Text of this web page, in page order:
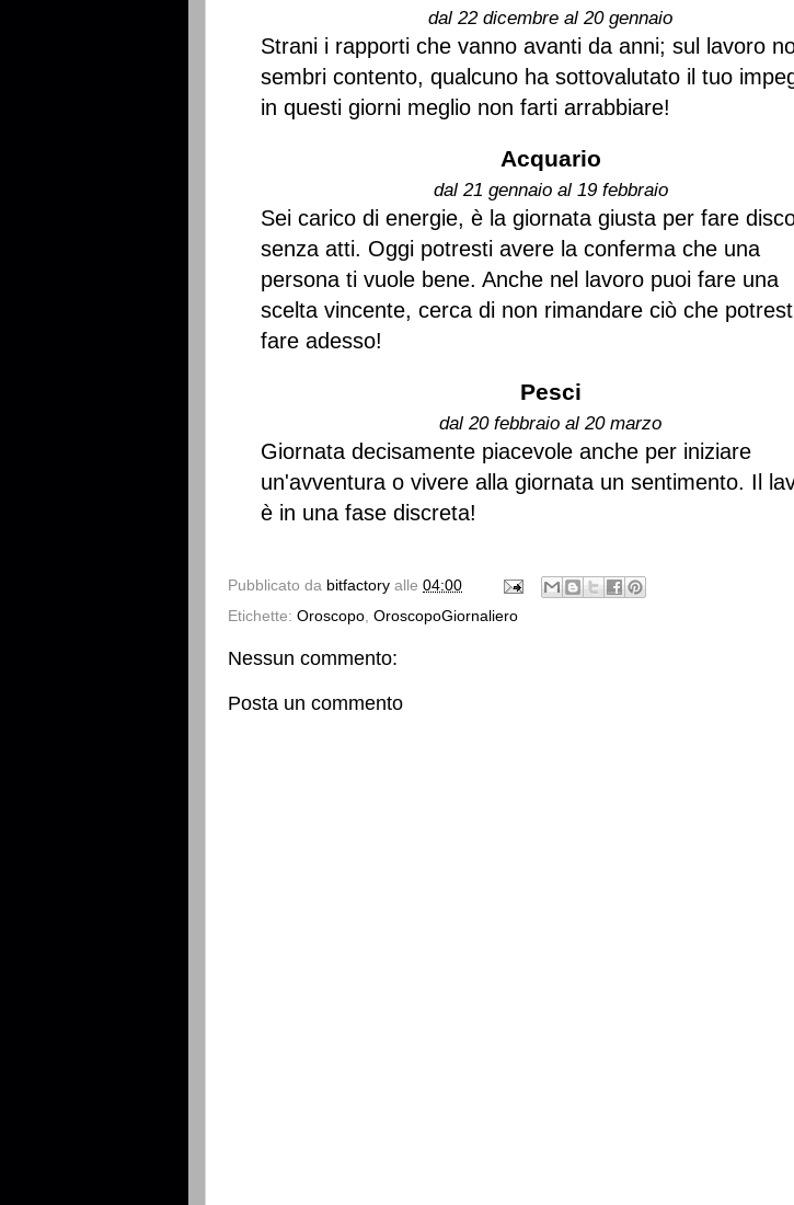
dal 22 dicembre al 20 gennaio
Strani i rapporti che vanno avanti da anni; sul lavoro
sembri contento, qualcuno ha sottovalutato il tuo
in questi giorni meglio non farti arrabbiare!
Acquario
dal 21 gennaio al 19 febbraio
Sei carico di energie, è la giornata giusta per fare
senza atti. Oggi potresti avere la conferma che una
persona ti vuole bene. Anche nel lavoro puoi fare una
scelta vincente, cerca di non rimandare ciò che
fare adesso!
Pesci
dal 20 febbraio al 20 marzo
Giornata decisamente piacevole anche per iniziare
un'avventura o vivere alla giornata un sentimento. Il
è in una fase discreta!
Pubblicato da bitfactory alle 04:00
Etichette: Oroscopo OroscopoGiornaliero
Nessun commento:
Posta un commento